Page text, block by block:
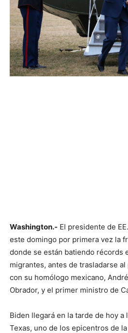
Washington.- El presidente de
este domingo por primera vez la
donde se están batiendo récords
migrantes, antes de trasladarse
con su homólogo mexicano,
Obrador, y el primer ministro de
Biden llegará en la tarde de hoy a
Texas, uno de los epicentros de